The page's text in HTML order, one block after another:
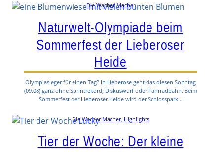
Die Wacher Macher
Naturwelt-Olympiade beim
Sommerfest der Lieberoser
Heide
Olympiasieger für einen Tag? In Lieberose geht das diesen Sonntag
(09.08) ganz ohne Sprintrekord, Diskuswurf oder Fahrradbahn. Beim
Sommerfest der Lieberoser Heide wird der Schlosspark…
Die Wacher Macher, Highlights
Tier der Woche: Der kleine